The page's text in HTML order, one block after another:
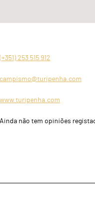
(+351) 253 515 912
campismo@turipenha.com
www.turipenha.com
Ainda não tem opiniões